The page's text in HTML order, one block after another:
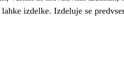
izdelke. Izdeluje se